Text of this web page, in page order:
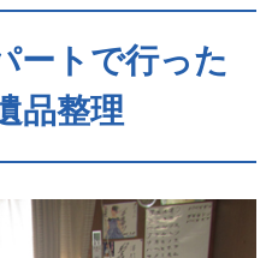
ートで行った
品整理